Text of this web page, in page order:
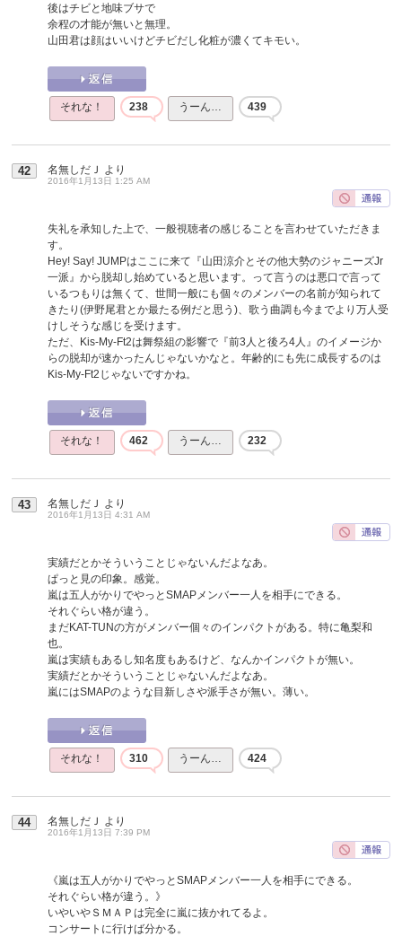
後はチビと地味ブサで
余程の才能が無いと無理。
山田君は顔はいいけどチビだし化粧が濃くてキモい。
それな！ 238 うーん… 439
42 名無しだＪ より
2016年1月13日 1:25 AM
失礼を承知した上で、一般視聴者の感じることを言わせていただきま
す。
Hey! Say! JUMPはここに来て『山田涼介とその他大勢のジャニーズJr
一派』から脱却し始めていると思います。って言うのは悪口で言って
いるつもりは無くて、世間一般にも個々のメンバーの名前が知られて
きたり(伊野尾君とか最たる例だと思う)、歌う曲調も今までより万人受
けしそうな感じを受けます。
ただ、Kis-My-Ft2は舞祭組の影響で『前3人と後ろ4人』のイメージか
らの脱却が速かったんじゃないかなと。年齢的にも先に成長するのは
Kis-My-Ft2じゃないですかね。
それな！ 462 うーん… 232
43 名無しだＪ より
2016年1月13日 4:31 AM
実績だとかそういうことじゃないんだよなあ。
ぱっと見の印象。感覚。
嵐は五人がかりでやっとSMAPメンバー一人を相手にできる。
それぐらい格が違う。
まだKAT-TUNの方がメンバー個々のインパクトがある。特に亀梨和
也。
嵐は実績もあるし知名度もあるけど、なんかインパクトが無い。
実績だとかそういうことじゃないんだよなあ。
嵐にはSMAPのような目新しさや派手さが無い。薄い。
それな！ 310 うーん… 424
44 名無しだＪ より
2016年1月13日 7:39 PM
《嵐は五人がかりでやっとSMAPメンバー一人を相手にできる。
それぐらい格が違う。》
いやいやＳＭＡＰは完全に嵐に抜かれてるよ。
コンサートに行けば分かる。